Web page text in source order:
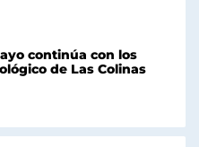
continúa con los
de Las Colinas